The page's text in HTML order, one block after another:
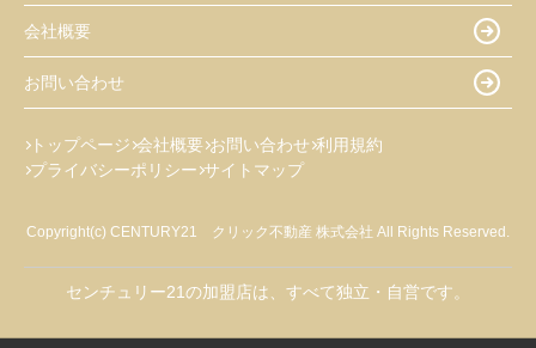
会社概要
お問い合わせ
トップページ 会社概要 お問い合わせ 利用規約
プライバシーポリシー サイトマップ
Copyright(c) CENTURY21 クリック不動産 株式会社 All Rights Reserved.
センチュリー21の加盟店は、すべて独立・自営です。